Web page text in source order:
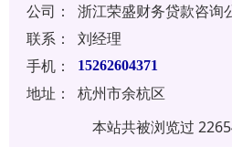
公司：
浙江荣盛财务贷款咨询
联系：
刘经理
手机：
15262604371
地址：
杭州市余杭区
本站共被浏览过